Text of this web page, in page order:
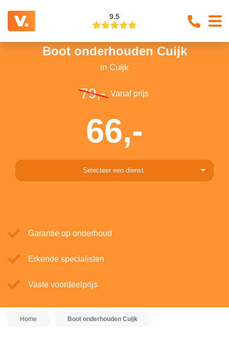
9.5
Boot onderhouden Cuijk
in Cuijk
79,- Vanaf prijs
66,-
Selecteer een dienst
Garantie op onderhoud
Erkende specialisten
Vaste voordeelprijs
Home Boot onderhouden Cuijk